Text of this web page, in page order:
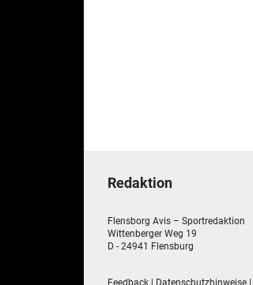
Redaktion
Flensborg Avis – Sportredaktion
Wittenberger Weg 19
D - 24941 Flensburg
Feedback Datenschutzhinweise